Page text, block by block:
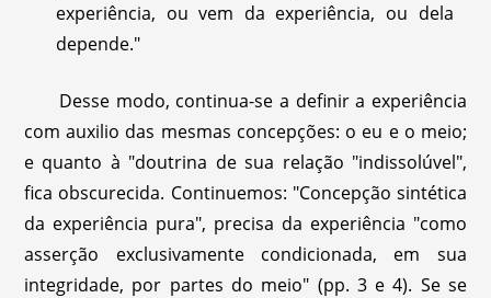
experiência, ou vem da experiência, ou dela
depende."
Desse modo, continua-se a definir a experiência
com auxilio das mesmas concepções: o eu e o meio;
e quanto à "doutrina de sua relação "indissolúvel",
fica obscurecida. Continuemos: "Concepção sintética
da experiência pura", precisa da experiência "como
asserção exclusivamente condicionada, em sua
integridade, por partes do meio" (pp. 3 e 4). Se se